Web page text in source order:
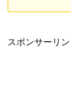
スポンサーリン